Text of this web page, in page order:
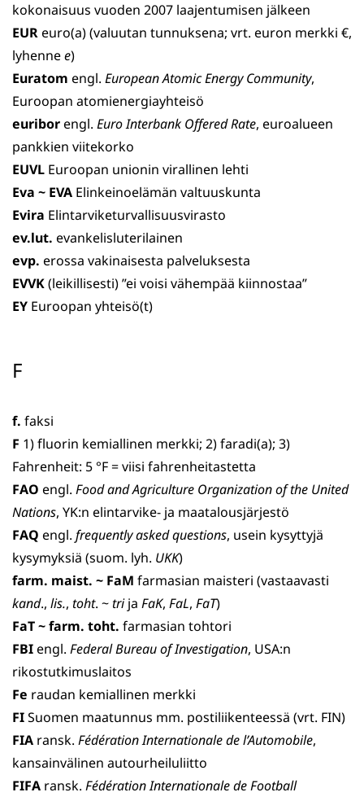
kokonaisuus vuoden 2007 laajentumisen jälkeen
EUReuro(a) (valuutan tunnuksena; vrt. euron merkki €,
lyhennee)
Euratom engl. European Atomic Energy Community,
Euroopan atomienergiayhteisö
euriborengl. Euro Interbank Offered Rate, euroalueen
pankkien viitekorko
EUVL Euroopan unionin virallinen lehti
Eva ~ EVA Elinkeinoelämän valtuuskunta
Evira Elintarviketurvallisuusvirasto
ev.lut. evankelisluterilainen
evp. erossa vakinaisesta palveluksesta
EVVK(leikillisesti) ”ei voisi vähempää kiinnostaa”
EY Euroopan yhteisö(t)
F
f. faksi
F 1) fluorin kemiallinen merkki; 2) faradi(a); 3)
Fahrenheit: 5 °F = viisi fahrenheitastetta
FAO engl. Food and Agriculture Organization of the United
Nations, YK:n elintarvike- ja maatalousjärjestö
FAQ engl. frequently asked questions, usein kysyttyjä
kysymyksiä (suom. lyh. UKK)
farm. maist. ~ FaM farmasian maisteri (vastaavasti
kand., lis., toht. ~trija FaK, FaL, FaT)
FaT ~ farm. toht. farmasian tohtori
FBIengl. Federal Bureau of Investigation, USA:n
rikostutkimuslaitos
Fe raudan kemiallinen merkki
FISuomen maatunnus mm. postiliikenteessä (vrt. FIN)
FIA ransk. Fédération Internationale de l’Automobile,
kansainvälinen autourheiluliitto
FIFA ransk. Fédération Internationale de Football